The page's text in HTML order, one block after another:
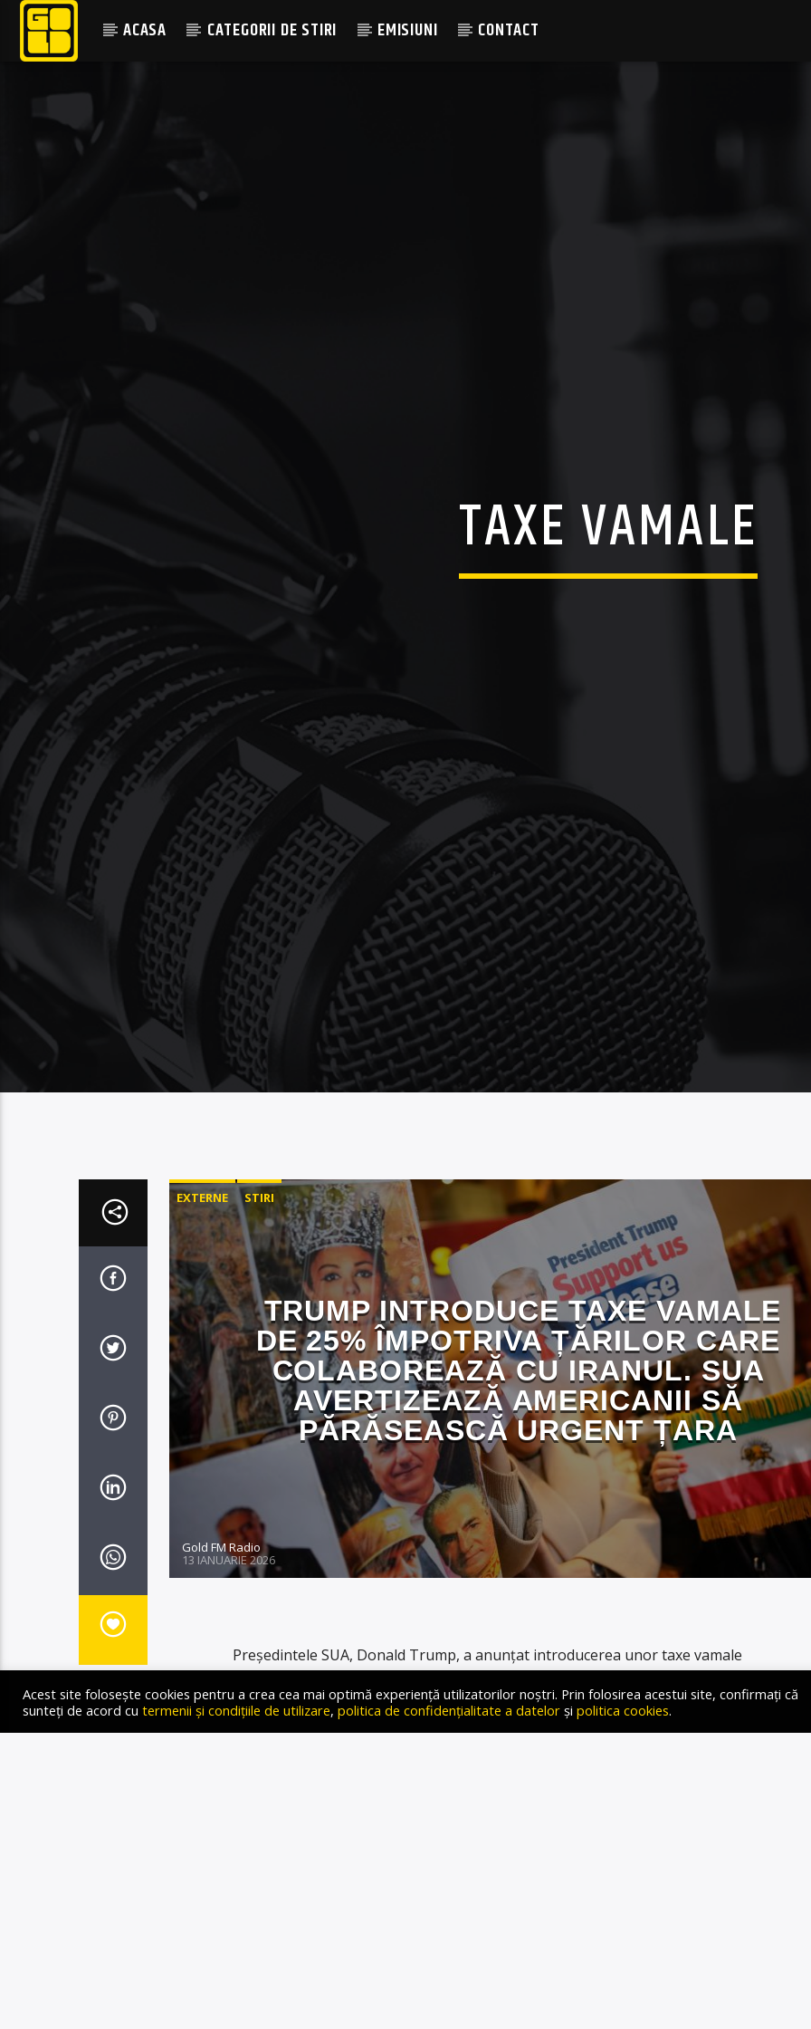
ACASA CATEGORII DE STIRI EMISIUNI CONTACT
TAXE VAMALE
EXTERNE STIRI
TRUMP INTRODUCE TAXE VAMALE
DE 25% ÎMPOTRIVA ȚĂRILOR CARE
COLABOREAZĂ CU IRANUL. SUA
AVERTIZEAZĂ AMERICANII SĂ
PĂRĂSEASCĂ URGENT ȚARA
Gold FM Radio
13 IANUARIE 2026
Președintele SUA, Donald Trump, a anunțat introducerea unor taxe vamale
Măsura se aplică „începând de astăzi” și vizează toate operațiunile comerciale pe
care aceste țări le realizează cu Statele Unite. „Orice țară care face afaceri cu
Acest site folosește cookies pentru a crea cea mai optimă experiență utilizatorilor noștri. Prin folosirea acestui site, confirmați că
sunteți de acord cu termenii și condițiile de utilizare, politica de confidențialitate a datelor și politica cookies.